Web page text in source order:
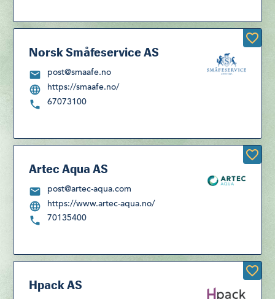
Norsk Småfeservice AS
post@smaafe.no
https://smaafe.no/
67073100
Artec Aqua AS
post@artec-aqua.com
https://www.artec-aqua.no/
70135400
Hpack AS